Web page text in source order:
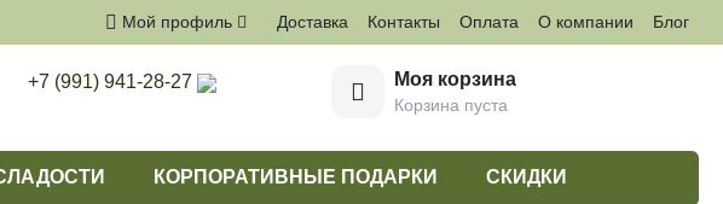
Доставка Контакты Оплата О компании Блог
Мой профиль
+7 (991) 941-28-27 Моя корзина
Корзина пуста
КОРПОРАТИВНЫЕ ПОДАРКИ СКИДКИ